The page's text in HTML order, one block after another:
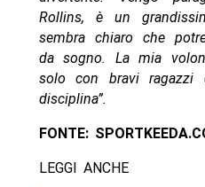
Rollins, è un
sembra chiaro che
da sogno. La mia
solo con bravi
disciplina”.
FONTE:
LEGGI ANCHE